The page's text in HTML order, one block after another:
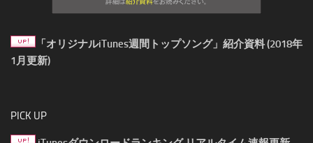
「オリジナルiTunes週間トップソング」紹介資料 (2018年
1月更新)
PICK UP